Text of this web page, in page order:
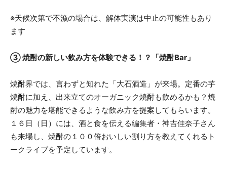
※天候次第で不漁の場合は、解体実演は中止の可能性もあり
ます
③ 焼酎の新しい飲み方を体験できる！？「焼酎Bar」
焼酎界では、言わずと知れた「大石酒造」が来場。定番の芋
焼酎に加え、出来立てのオーガニック焼酎も飲めるかも？焼
酎の魅力を堪能できるような飲み方を提案してもらいます。
１６日（日）には、酒と食を伝える編集者・神吉佳奈子さん
も来場し、焼酎の１００倍おいしい割り方を教えてくれるト
ークライブを予定しています。